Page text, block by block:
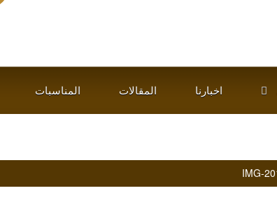
اخبارنا المقالات المناسبات